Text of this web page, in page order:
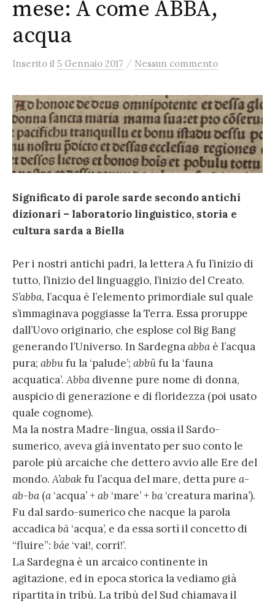
mese: A come ABBA,
acqua
Inserito il 5 Gennaio 2017 / Nessun commento
Significato di parole sarde secondo antichi
dizionari – laboratorio linguistico, storia e
cultura sarda a Biella
Per i nostri antichi padri, la lettera A fu l’inizio di
tutto, l’inizio del linguaggio, l’inizio del Creato.
S’abba, l’acqua è l’elemento primordiale sul quale
s’immaginava poggiasse la Terra. Essa proruppe
dall’Uovo originario, che esplose col Big Bang
generando l’Universo. In Sardegnaabba è l’acqua
pura; abbufu la ‘palude’; abbûfu la ‘fauna
acquatica’.Abba divenne pure nome di donna,
auspicio di generazione e di floridezza (poi usato
quale cognome).
Ma la nostra Madre-lingua, ossia il Sardo-
sumerico, aveva già inventato per suo conto le
parole più arcaiche che dettero avvio alle Ere del
mondo.A’abakfu l’acqua del mare, detta pure a-
ab-ba (a ‘acqua’ +ab ‘mare’ +ba ‘creatura marina’).
Fu dal sardo-sumerico che nacque la parola
accadicabā ‘acqua’, e da essa sortì il concetto di
“fluire”: báe ‘vai!, corri!’.
La Sardegna è un arcaico continente in
agitazione, ed in epoca storica la vediamo già
ripartita in tribù. La tribù del Sud chiamava il